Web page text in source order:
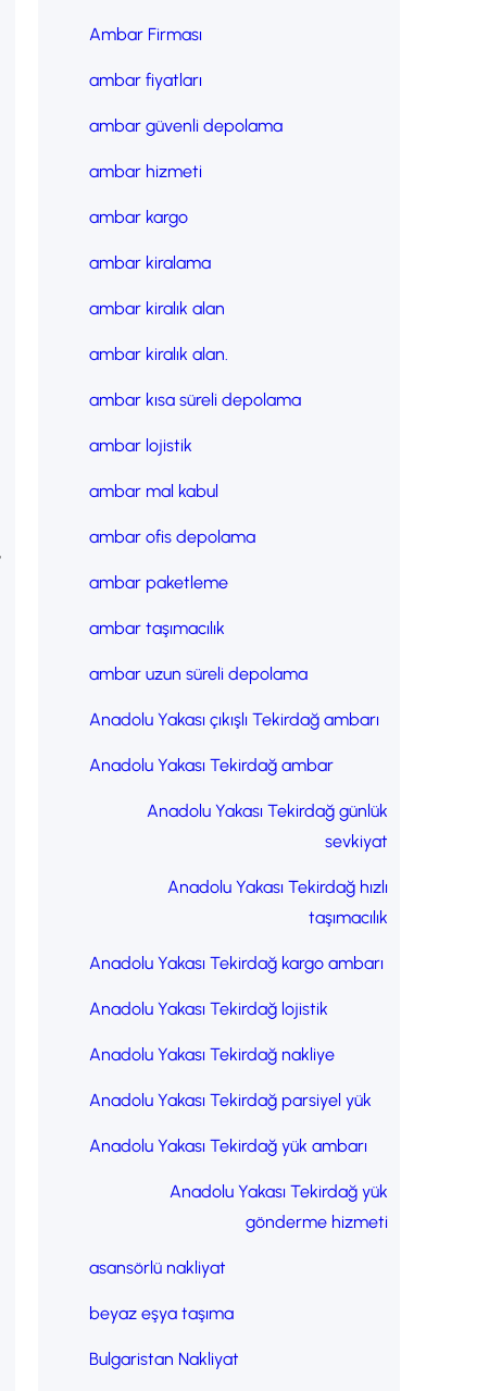
Ambar Firması
ambar fiyatları
ambar güvenli depolama
ambar hizmeti
ambar kargo
ambar kiralama
ambar kiralık alan
ambar kiralık alan.
ambar kısa süreli depolama
ambar lojistik
ambar mal kabul
ambar ofis depolama
ambar paketleme
ambar taşımacılık
ambar uzun süreli depolama
Anadolu Yakası çıkışlı Tekirdağ ambarı
Anadolu Yakası Tekirdağ ambar
Anadolu Yakası Tekirdağ günlük
sevkiyat
Anadolu Yakası Tekirdağ hızlı
taşımacılık
Anadolu Yakası Tekirdağ kargo ambarı
Anadolu Yakası Tekirdağ lojistik
Anadolu Yakası Tekirdağ nakliye
Anadolu Yakası Tekirdağ parsiyel yük
Anadolu Yakası Tekirdağ yük ambarı
Anadolu Yakası Tekirdağ yük
gönderme hizmeti
asansörlü nakliyat
beyaz eşya taşıma
Bulgaristan Nakliyat